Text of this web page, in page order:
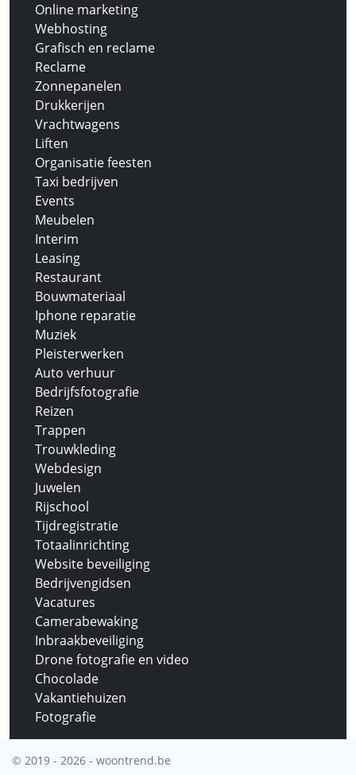
Online marketing
Webhosting
Grafisch en reclame
Reclame
Zonnepanelen
Drukkerijen
Vrachtwagens
Liften
Organisatie feesten
Taxi bedrijven
Events
Meubelen
Interim
Leasing
Restaurant
Bouwmateriaal
Iphone reparatie
Muziek
Pleisterwerken
Auto verhuur
Bedrijfsfotografie
Reizen
Trappen
Trouwkleding
Webdesign
Juwelen
Rijschool
Tijdregistratie
Totaalinrichting
Website beveiliging
Bedrijvengidsen
Vacatures
Camerabewaking
Inbraakbeveiliging
Drone fotografie en video
Chocolade
Vakantiehuizen
Fotografie
© 2019 - 2026 - woontrend.be